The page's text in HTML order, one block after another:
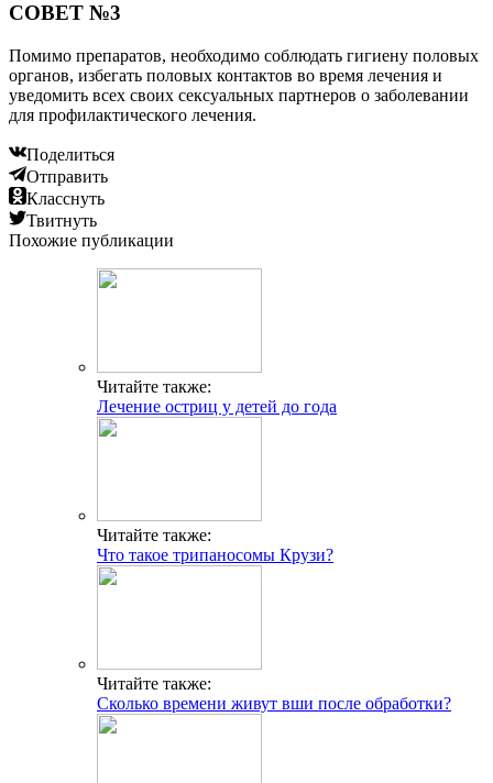
СОВЕТ №3
Помимо препаратов, необходимо соблюдать гигиену половых
органов, избегать половых контактов во время лечения и
уведомить всех своих сексуальных партнеров о заболевании
для профилактического лечения.
Поделиться
Отправить
Класснуть
Твитнуть
Похожие публикации
Читайте также:
Лечение остриц у детей до года
Читайте также:
Что такое трипаносомы Крузи?
Читайте также:
Сколько времени живут вши после обработки?